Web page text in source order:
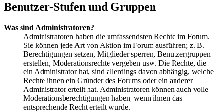
Benutzer-Stufen und Gruppen
Was sind Administratoren?
Administratoren haben die umfassendsten Rechte im Forum.
Sie können jede Art von Aktion im Forum ausführen; z. B.
Berechtigungen setzen, Mitglieder sperren, Benutzergruppen
erstellen, Moderationsrechte vergeben usw. Die Rechte, die
ein Administrator hat, sind allerdings davon abhängig, welche
Rechte ihnen ein Gründer des Forums oder ein anderer
Administrator erteilt hat. Administratoren können auch volle
Moderationsberechtigungen haben, wenn ihnen das
entsprechende Recht erteilt wurde.